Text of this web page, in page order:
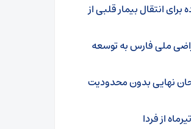
برای انتقال بیمار قلبی از
از اراضی ملی فارس به توسعه
نهایی بدون محدودیت
از فردا